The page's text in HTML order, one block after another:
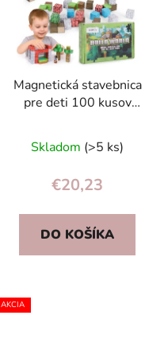
Magnetická stavebnica
pre deti 100 kusov
Skladom (>5 ks)
€20,23
DO KOŠÍKA
AKCIA